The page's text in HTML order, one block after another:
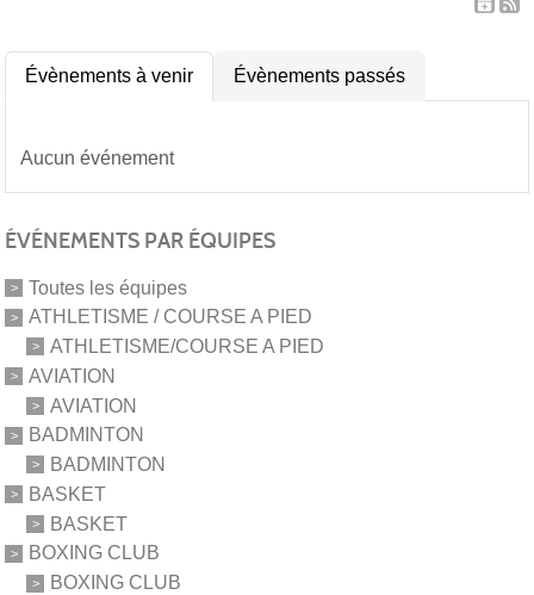
Évènements à venir Évènements passés
Aucun événement
ÉVÉNEMENTS PAR ÉQUIPES
Toutes les équipes
ATHLETISME / COURSE A PIED
ATHLETISME/COURSE A PIED
AVIATION
AVIATION
BADMINTON
BADMINTON
BASKET
BASKET
BOXING CLUB
BOXING CLUB